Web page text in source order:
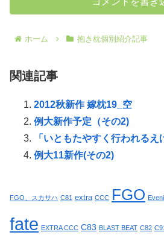
ホーム 抱き枕個別紹介記事
関連記事
2012秋新作 嫁枕19_空
例大新作予定（その2)
「いともたやすく行われるえ
例大11新作(その2)
FGO、スカサハ C81 extra CCC FGO
fate EXTRA CCC C83 BLAST BEAT C82